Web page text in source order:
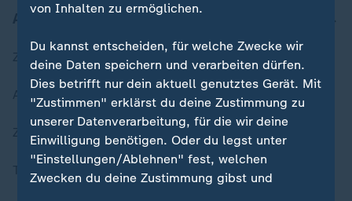
Zuletzt veröffentlicht
Aktuelle Sendungs-Videos
ZDFheute Stories
Themen im Überblick
von Inhalten zu ermöglichen.
Du kannst entscheiden, für welche Zwecke wir
deine Daten speichern und verarbeiten dürfen.
Dies betrifft nur dein aktuell genutztes Gerät. Mit
"Zustimmen" erklärst du deine Zustimmung zu
unserer Datenverarbeitung, für die wir deine
Einwilligung benötigen. Oder du legst unter
"Einstellungen/Ablehnen" fest, welchen
Zwecken du deine Zustimmung gibst und